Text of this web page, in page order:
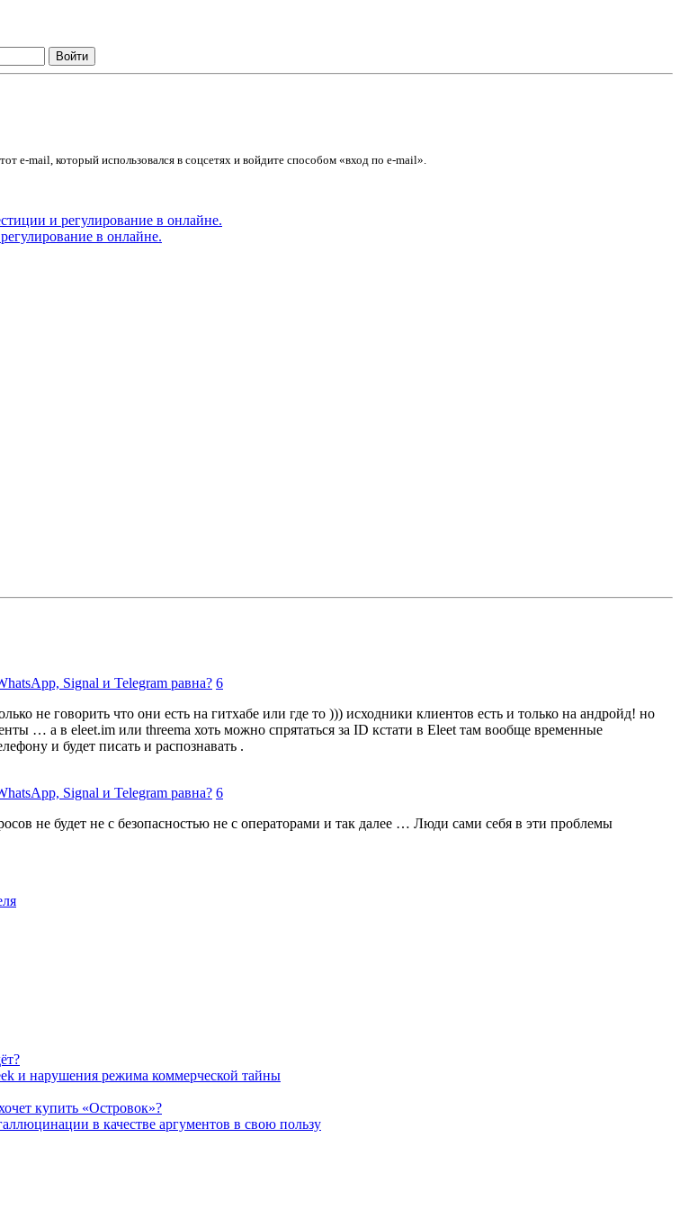
e-mail, который использовался в соцсетях и войдите способом «вход по e-mail».
в онлайне.
Signal и Telegram равна? 6
не говорить что они есть на гитхабе или где то ))) исходники клиентов есть и только на андройд! но
… а в eleet.im или threema хоть можно спрятаться за ID кстати в Eleet там вообще временные
и будет писать и распознавать .
Signal и Telegram равна? 6
не будет не с безопасностью не с операторами и так далее … Люди сами себя в эти проблемы
и нарушения режима коммерческой тайны
купить «Островок»?
в качестве аргументов в свою пользу